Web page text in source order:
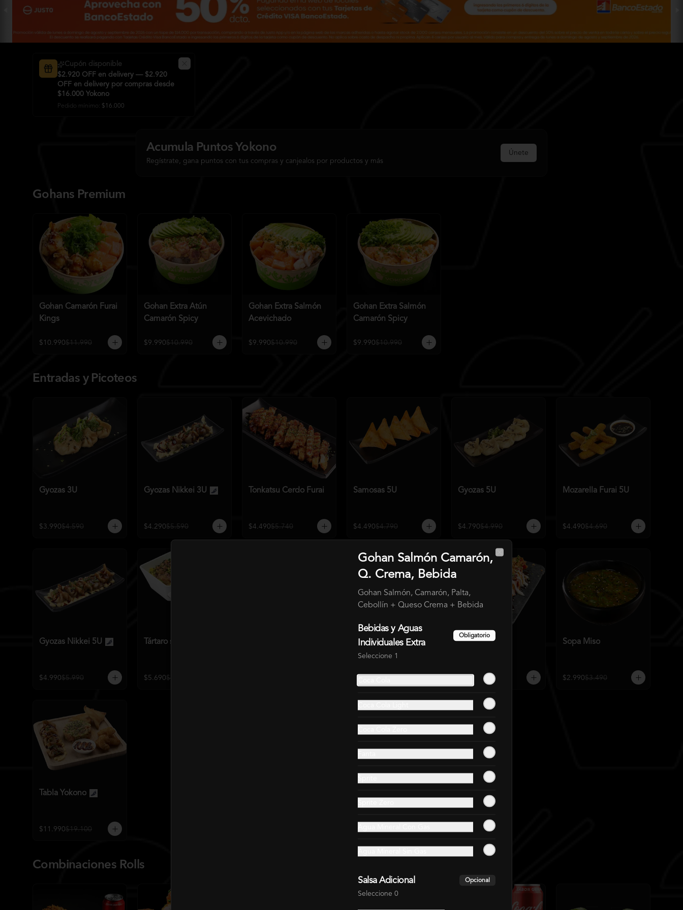
Cupón disponible
$2.920 OFF en delivery — $2.920
OFF en delivery por compras desde
$16.000 Yokono
Pedido mínimo: $16.000
Acumula Puntos Yokono
Regístrate, gana puntos con tus compras y canjealos por productos y más
Únete
Gohans Premium
Gohan Camarón Furai
Kings
$10.990$11.990
Gohan Extra Atún
Camarón Spicy
$9.990$10.990
Gohan Extra Salmón
Acevichado
$9.990$10.990
Gohan Extra Salmón
Camarón Spicy
$9.990$10.990
Entradas y Picoteos
Gyozas 3U
$3.990$4.590
Gyozas Nikkei 3U
$4.290$5.590
Tonkatsu Cerdo Furai
$4.490$5.740
Samosas 5U
$4.490$4.790
Gyozas 5U
$4.790$4.990
Mozarella Furai 5U
$4.490$4.690
Gyozas Nikkei 5U
$4.990$5.990
Tártaro salmón o atún
$5.690$7.140
Camarón Furai 10U
$6.790
Atún Samurai
$7.490 $8.490
Sopa Miso
$2.990$3.490
Tabla Yokono
$11.990$19.100
Combinaciones Rolls
Gohan Salmón Camarón,
Q. Crema, Bebida
Gohan Salmón, Camarón, Palta,
Cebollín + Queso Crema + Bebida
Bebidas y Aguas
Individuales Extra
Obligatorio
Seleccione 1
Salsa Adicional Opcional
Seleccione 0
Close